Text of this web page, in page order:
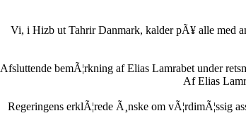
Vi, i Hizb ut Tahrir Danmark, kalder pÃ¥ alle med
Afsluttende bemÃ¦rkning af Elias Lamrabet under
Af Elias
Regeringens erklÃ¦rede Ã¸nske om